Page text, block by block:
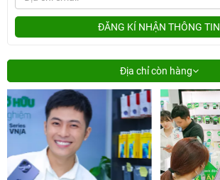
ĐĂNG KÍ NHẬN THÔNG TIN
Địa chỉ còn hàng